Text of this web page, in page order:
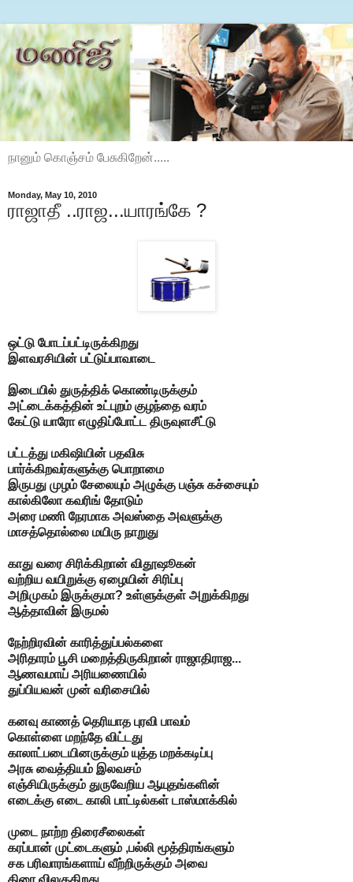
நானும் கொஞ்சம் பேசுகிறேன்.....
Monday, May 10, 2010
ராஜாதீ ..ராஜ...யாரங்கே ?
ஒட்டு போடப்பட்டிருக்கிறது
இளவரசியின் பட்டுப்பாவாடை
இடையில் துருத்திக் கொண்டிருக்கும்
அட்டைக்கத்தின் உட்புறம் குழந்தை வரம்
கேட்டு யாரோ எழுதிப்போட்ட திருவுளசீட்டு
பட்டத்து மகிஷியின் பதவிசு
பார்க்கிறவர்களுக்கு பொறாமை
இருபது முழம் சேலையும் அழுக்கு பஞ்சு கச்சையும்
கால்கிலோ கவரிங் தோடும்
அரை மணி நேரமாக அவஸ்தை அவளுக்கு
மாசத்தொல்லை மயிரு நாறுது
காது வரை சிரிக்கிறான் விதூஷூகன்
வற்றிய வயிறுக்கு ஏழையின் சிரிப்பு
அறிமுகம் இருக்குமா? உள்ளுக்குள் அறுக்கிறது
ஆத்தாவின் இருமல்
நேற்றிரவின் காரித்துப்பல்களை
அரிதாரம் பூசி மறைத்திருகிறான் ராஜாதிராஜ...
ஆணவமாய் அரியணையில்
துப்பியவன் முன் வரிசையில்
கனவு காணத் தெரியாத புரவி பாவம்
கொள்ளை மறந்தே விட்டது
காலாட்படையினருக்கும் யுத்த மறக்கடிப்பு
அரசு வைத்தியம் இலவசம்
எஞ்சியிருக்கும் துருவேறிய ஆயுதங்களின்
எடைக்கு எடை காலி பாட்டில்கள் டாஸ்மாக்கில்
முடை நாற்ற திரைசீலைகள்
கரப்பான் முட்டைகளும் ,பல்லி மூத்திரங்களும்
சக பரிவாரங்களாய் வீற்றிருக்கும் அவை
திரை விலகுகிறது